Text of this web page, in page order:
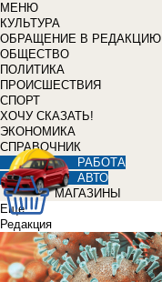
МЕНЮ
КУЛЬТУРА
ОБРАЩЕНИЕ В РЕДАКЦИЮ
ОБЩЕСТВО
ПОЛИТИКА
ПРОИСШЕСТВИЯ
СПОРТ
ХОЧУ СКАЗАТЬ!
ЭКОНОМИКА
СПРАВОЧНИК
РАБОТА
АВТО
МАГАЗИНЫ
Еще
Редакция